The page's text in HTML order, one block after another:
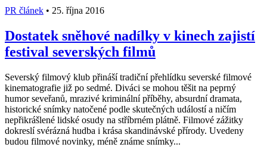
PR článek • 25. října 2016
Dostatek sněhové nadílky v kinech zajistí
festival severských filmů
Severský filmový klub přináší tradiční přehlídku severské filmové
kinematografie již po sedmé. Diváci se mohou těšit na peprný
humor seveřanů, mrazivé kriminální příběhy, absurdní dramata,
historické snímky natočené podle skutečných událostí a ničím
nepřikrášlené lidské osudy na stříbrném plátně. Filmové zážitky
dokreslí svérázná hudba i krása skandinávské přírody. Uvedeny
budou filmové novinky, méně známe snímky...